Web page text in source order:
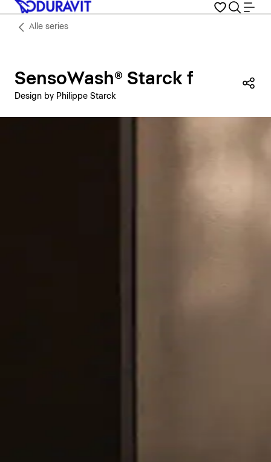
Alle series
SensoWash® Starck f
Design by Philippe Starck